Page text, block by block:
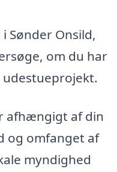
Sønder Onsild,
om du har
afhængigt af din
og omfanget af
myndighed